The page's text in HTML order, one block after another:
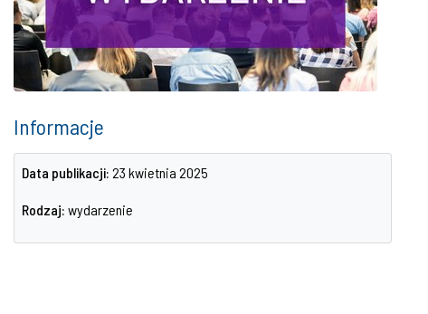
Informacje
Data publikacji: 23 kwietnia 2025
Rodzaj: wydarzenie